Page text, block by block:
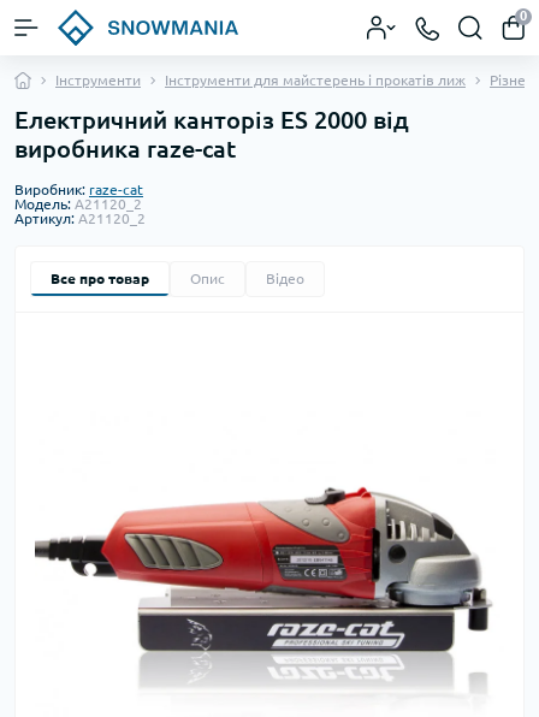
0
Інструменти Інструменти для майстерень і прокатів лиж Різне
Електричний канторіз ES 2000 від
виробника raze-cat
Виробник: raze-cat
Модель: A21120_2
Артикул: A21120_2
Все про товар Опис Відео